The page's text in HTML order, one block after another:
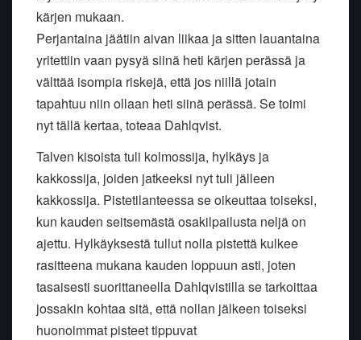
kärjen mukaan.
Perjantaina jäätiin aivan liikaa ja sitten lauantaina
yritettiin vaan pysyä siinä heti kärjen perässä ja
välttää isompia riskejä, että jos niillä jotain
tapahtuu niin ollaan heti siinä perässä. Se toimi
nyt tällä kertaa, toteaa Dahlqvist.
Talven kisoista tuli kolmossija, hylkäys ja
kakkossija, joiden jatkeeksi nyt tuli jälleen
kakkossija. Pistetilanteessa se oikeuttaa toiseksi,
kun kauden seitsemästä osakilpailusta neljä on
ajettu. Hylkäyksestä tullut nolla pistettä kulkee
rasitteena mukana kauden loppuun asti, joten
tasaisesti suorittaneella Dahlqvistilla se tarkoittaa
jossakin kohtaa sitä, että nollan jälkeen toiseksi
huonoimmat pisteet tippuvat